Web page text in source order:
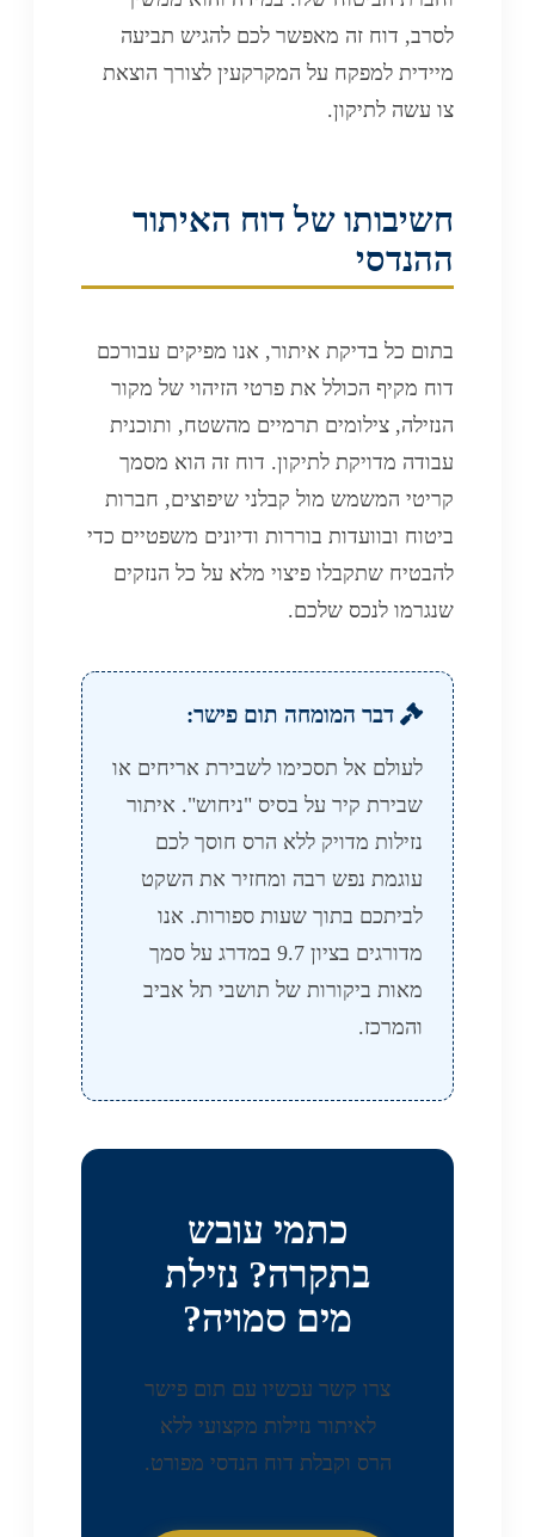
לסרב, דוח זה מאפשר לכם להגיש תביעה
מיידית למפקח על המקרקעין לצורך הוצאת
צו עשה לתיקון.
חשיבותו של דוח האיתור
ההנדסי
בתום כל בדיקת איתור, אנו מפיקים עבורכם
דוח מקיף הכולל את פרטי הזיהוי של מקור
הנזילה, צילומים תרמיים מהשטח, ותוכנית
עבודה מדויקת לתיקון. דוח זה הוא מסמך
קריטי המשמש מול קבלני שיפוצים, חברות
ביטוח ובוועדות בוררות ודיונים משפטיים כדי
להבטיח שתקבלו פיצוי מלא על כל הנזקים
שנגרמו לנכס שלכם.
דבר המומחה תום פישר:
לעולם אל תסכימו לשבירת אריחים או
שבירת קיר על בסיס "ניחוש". איתור
נזילות מדויק ללא הרס חוסך לכם
עוגמת נפש רבה ומחזיר את השקט
לביתכם בתוך שעות ספורות. אנו
מדורגים בציון 9.7 במדרג על סמך
מאות ביקורות של תושבי תל אביב
והמרכז.
כתמי עובש
בתקרה? נזילת
מים סמויה?
צרו קשר עכשיו עם תום פישר
לאיתור נזילות מקצועי ללא
הרס וקבלת דוח הנדסי מפורט.